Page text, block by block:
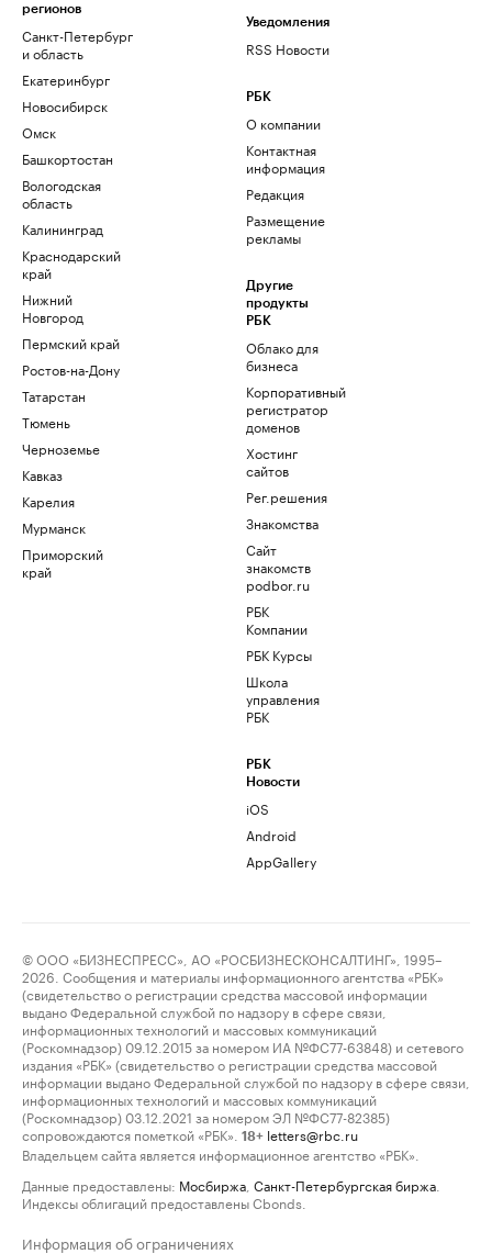
регионов
Санкт-Петербург
и область
Екатеринбург
Новосибирск
Омск
Башкортостан
Вологодская
область
Калининград
Краснодарский
край
Нижний
Новгород
Пермский край
Ростов-на-Дону
Татарстан
Тюмень
Черноземье
Кавказ
Карелия
Мурманск
Приморский
край
Уведомления
RSS Новости
РБК
О компании
Контактная
информация
Редакция
Размещение
рекламы
Другие
продукты
РБК
Облако для
бизнеса
Корпоративный
регистратор
доменов
Хостинг
сайтов
Рег.решения
Знакомства
Сайт
знакомств
podbor.ru
РБК
Компании
РБК Курсы
Школа
управления
РБК
РБК
Новости
iOS
Android
AppGallery
© ООО «БИЗНЕСПРЕСС», АО «РОСБИЗНЕСКОНСАЛТИНГ», 1995–
2026. Сообщения и материалы информационного агентства «РБК»
(свидетельство о регистрации средства массовой информации
выдано Федеральной службой по надзору в сфере связи,
информационных технологий и массовых коммуникаций
(Роскомнадзор) 09.12.2015 за номером ИА №ФС77-63848) и сетевого
издания «РБК» (свидетельство о регистрации средства массовой
информации выдано Федеральной службой по надзору в сфере связи,
информационных технологий и массовых коммуникаций
(Роскомнадзор) 03.12.2021 за номером ЭЛ №ФС77-82385)
сопровождаются пометкой «РБК».
18+ letters@rbc.ru
Владельцем сайта является информационное агентство «РБК».
Данные предоставлены: Мосбиржа Санкт-Петербургская биржа
Индексы облигаций предоставлены Cbonds.
Информация об ограничениях